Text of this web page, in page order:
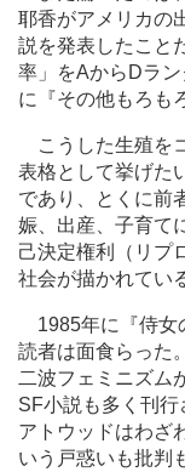
耶香がアメリカの
説を発表したこと
率」をAからDラ
に『その他もろも
こうした生殖を
表格として挙げた
であり、とくに前
娠、出産、子育て
己決定権利（リプ
社会が描かれてい
1985年に『侍女
読者は面食らった
二波フェミニズム
SF小説も多く刊
アトウッドはわざ
いう戸惑いも批判